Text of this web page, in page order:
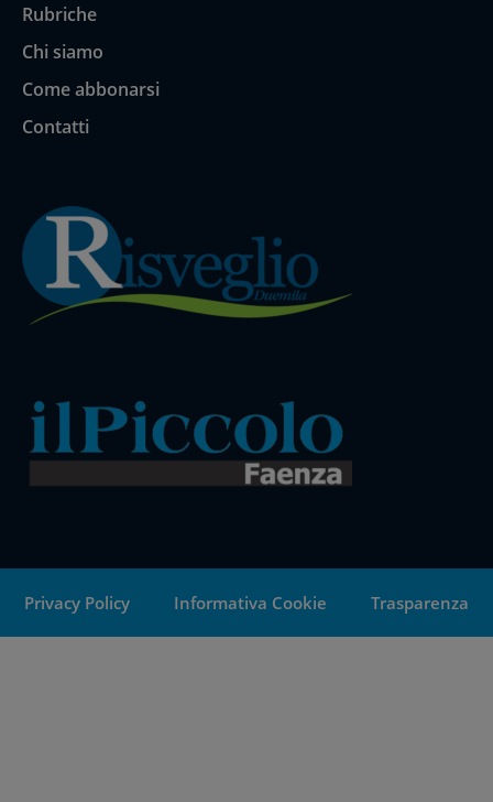
Rubriche
Chi siamo
Come abbonarsi
Contatti
Privacy Policy Informativa Cookie Trasparenza